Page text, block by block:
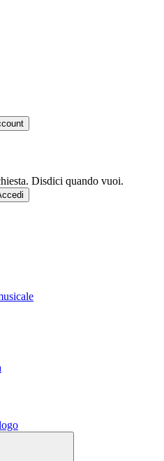
Disdici quando vuoi.